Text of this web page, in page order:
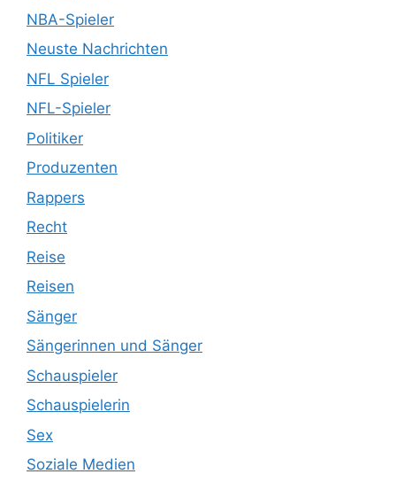
NBA-Spieler
Neuste Nachrichten
NFL Spieler
NFL-Spieler
Politiker
Produzenten
Rappers
Recht
Reise
Reisen
Sänger
Sängerinnen und Sänger
Schauspieler
Schauspielerin
Sex
Soziale Medien